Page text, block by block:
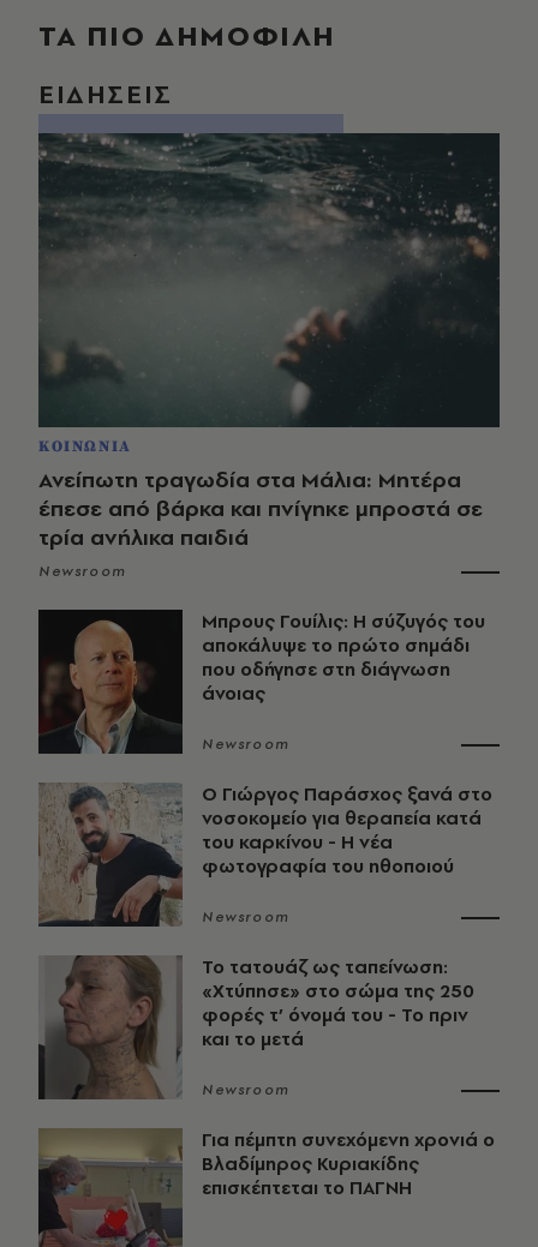
ΤΑ ΠΙΟ ΔΗΜΟΦΙΛΗ
ΕΙΔΗΣΕΙΣ
ΚΟΙΝΩΝΙΑ
Ανείπωτη τραγωδία στα Μάλια: Μητέρα
έπεσε από βάρκα και πνίγηκε μπροστά σε
τρία ανήλικα παιδιά
Newsroom
Μπρους Γουίλις: Η σύζυγός του
αποκάλυψε το πρώτο σημάδι
που οδήγησε στη διάγνωση
άνοιας
Newsroom
O Γιώργος Παράσχος ξανά στο
νοσοκομείο για θεραπεία κατά
του καρκίνου - Η νέα
φωτογραφία του ηθοποιού
Newsroom
Το τατουάζ ως ταπείνωση:
«Χτύπησε» στο σώμα της 250
φορές τ’ όνομά του - Το πριν
και το μετά
Newsroom
Για πέμπτη συνεχόμενη χρονιά ο
Βλαδίμηρος Κυριακίδης
επισκέπτεται το ΠΑΓΝΗ